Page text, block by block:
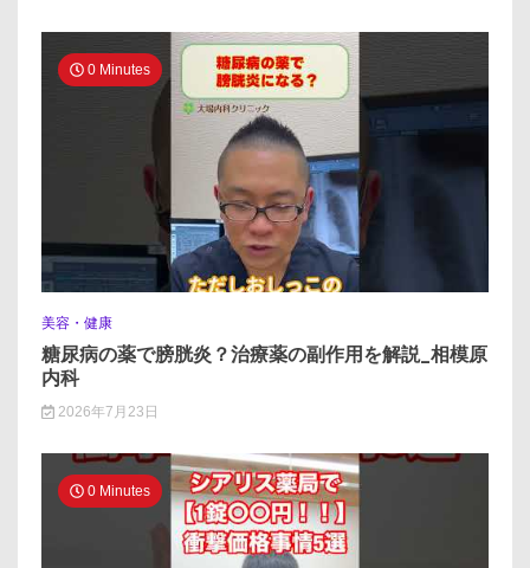
0 Minutes
美容・健康
糖尿病の薬で膀胱炎？治療薬の副作用を解説_相模原
内科
2026年7月23日
0 Minutes